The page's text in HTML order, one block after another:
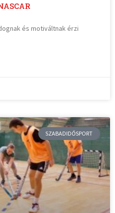
és motiváltnak érzi
SZABADIDŐSPORT